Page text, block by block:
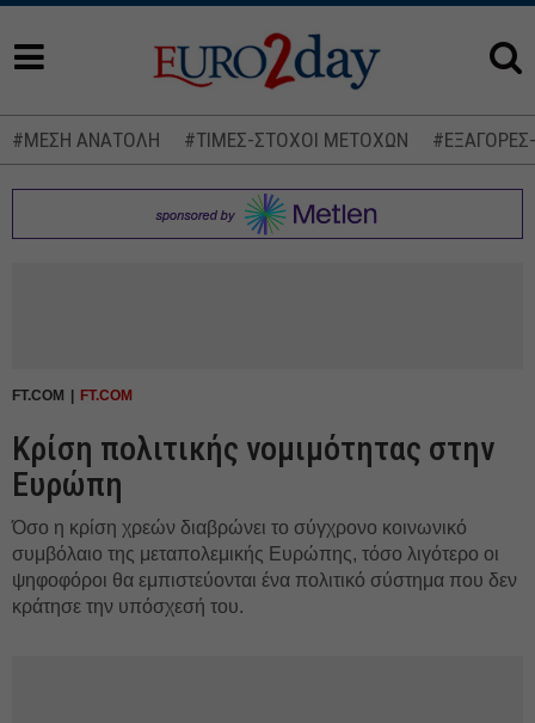
#ΜΕΣΗ ΑΝΑΤΟΛΗ #ΤΙΜΕΣ-ΣΤΟΧΟΙ ΜΕΤΟΧΩΝ
FT.COM FT.COM
Κρίση πολιτικής νομιμότητας στην
Ευρώπη
Όσο η κρίση χρεών διαβρώνει το σύγχρονο κοινωνικό
συμβόλαιο της μεταπολεμικής Ευρώπης, τόσο λιγότερο οι
ψηφοφόροι θα εμπιστεύονται ένα πολιτικό σύστημα που δεν
κράτησε την υπόσχεσή του.